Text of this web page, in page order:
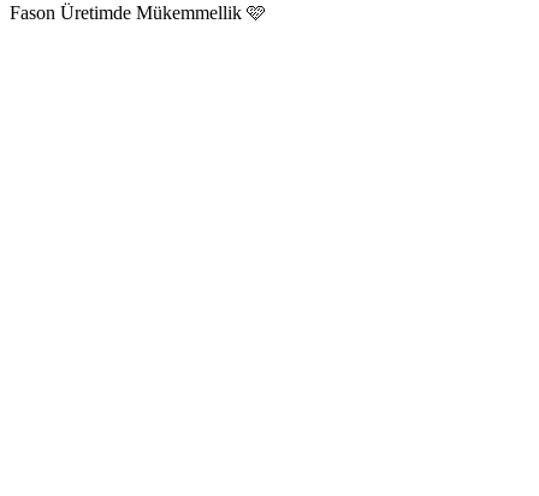
Fason Üretimde Mükemmellik 🩷